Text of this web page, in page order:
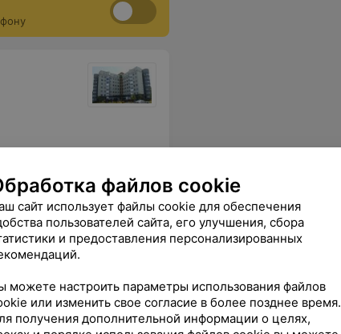
файлов cookie
сайт использует файлы cookie для обеспечения
пользователей сайта, его улучшения, сбора
и предоставления персонализированных
можете настроить параметры использования файлов
или изменить свое согласие в более позднее время.
получения дополнительной информации о целях,